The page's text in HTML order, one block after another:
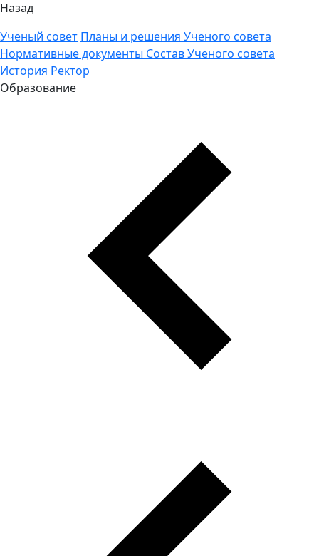
Назад
Ученый совет Планы и решения Ученого совета
Нормативные документы Состав Ученого совета
История Ректор
Образование